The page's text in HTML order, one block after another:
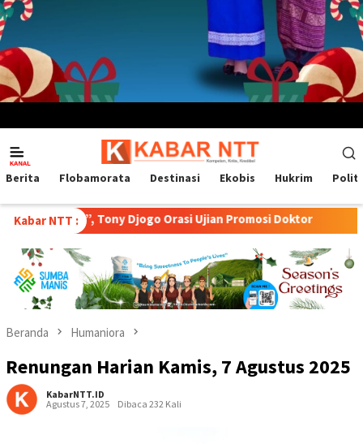
Mobile
Berita Flobamorata Destinasi Ekobis Hukrim
Kabar NTT :
Djogo Orasi Ujian Promosi Doktor Transformasi
Beranda Humaniora
Renungan Harian Kamis, 7 Agustus 2025
KabarNTT.ID
Agustus 7, 2025
Dibaca 232 Kali